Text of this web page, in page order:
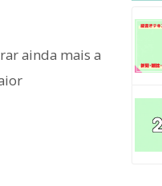
ainda mais a